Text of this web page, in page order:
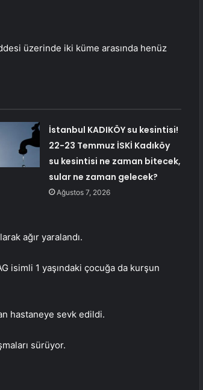
üzerinde iki küme arasında henüz
İstanbul KADIKÖY su kesintisi!
22-23 Temmuz İSKİ Kadıköy
su kesintisi ne zaman bitecek,
sular ne zaman gelecek?
Ağustos 7, 2026
ağır yaralandı.
isimli 1 yaşındaki çocuğa da kurşun
hastaneye sevk edildi.
sürüyor.